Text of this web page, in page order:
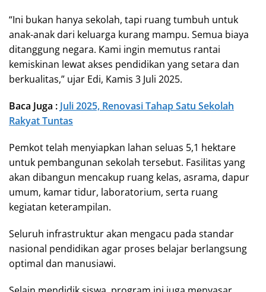
“Ini bukan hanya sekolah, tapi ruang tumbuh untuk
anak-anak dari keluarga kurang mampu. Semua biaya
ditanggung negara. Kami ingin memutus rantai
kemiskinan lewat akses pendidikan yang setara dan
berkualitas,” ujar Edi, Kamis 3 Juli 2025.
Baca Juga : Juli 2025, Renovasi Tahap Satu Sekolah
Rakyat Tuntas
Pemkot telah menyiapkan lahan seluas 5,1 hektare
untuk pembangunan sekolah tersebut. Fasilitas yang
akan dibangun mencakup ruang kelas, asrama, dapur
umum, kamar tidur, laboratorium, serta ruang
kegiatan keterampilan.
Seluruh infrastruktur akan mengacu pada standar
nasional pendidikan agar proses belajar berlangsung
optimal dan manusiawi.